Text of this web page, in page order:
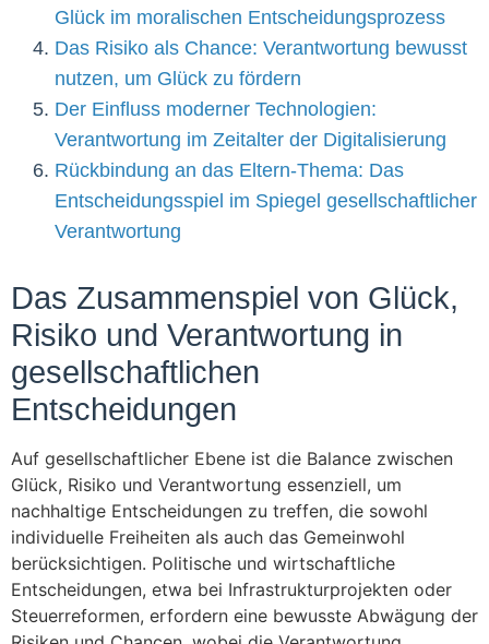
Glück im moralischen Entscheidungsprozess
Das Risiko als Chance: Verantwortung bewusst
nutzen, um Glück zu fördern
Der Einfluss moderner Technologien:
Verantwortung im Zeitalter der Digitalisierung
Rückbindung an das Eltern-Thema: Das
Entscheidungsspiel im Spiegel gesellschaftlicher
Verantwortung
Das Zusammenspiel von Glück,
Risiko und Verantwortung in
gesellschaftlichen
Entscheidungen
Auf gesellschaftlicher Ebene ist die Balance zwischen
Glück, Risiko und Verantwortung essenziell, um
nachhaltige Entscheidungen zu treffen, die sowohl
individuelle Freiheiten als auch das Gemeinwohl
berücksichtigen. Politische und wirtschaftliche
Entscheidungen, etwa bei Infrastrukturprojekten oder
Steuerreformen, erfordern eine bewusste Abwägung der